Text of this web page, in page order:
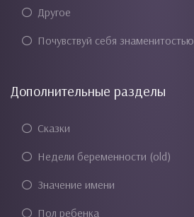
Другое
Почувствуй себя знаменитостью
Дополнительные разделы
Сказки
Недели беременности (old)
Значение имени
Пол ребенка